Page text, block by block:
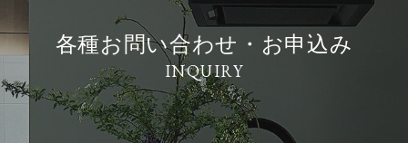
各種お問い合わせ・お申込み